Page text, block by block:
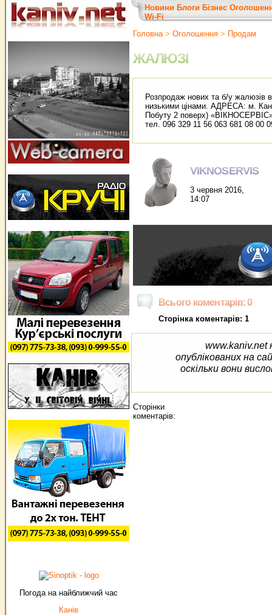
Погода на найближчий час
Канів
Новини Блоги Бізнес
Wi-Fi
Головна> Оголошення > Продам
ЖАЛЮЗІ
Розпродаж нових та б/у жалюзів в
низькими цінами. АДРЕСА: м.
Побуту 2 поверх)
тел. 096 329 11 56 063 681 08 00
VIKNOSERVIS
3 червня 2016,
14:07
Всього коментарів: 0
Сторінка коментарів: 1
www.kaniv.net
опублікованих на
оскільки вони
Сторінки
коментарів: